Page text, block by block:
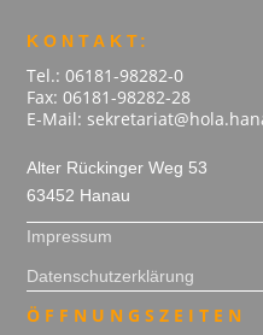
KONTAKT:
Tel.: 06181-98282-0
Fax: 06181-98282-28
E-Mail:
Alter Rückinger Weg 53
63452 Hanau
Impressum
Datenschutzerklärung
ÖFFNUNGSZEITEN